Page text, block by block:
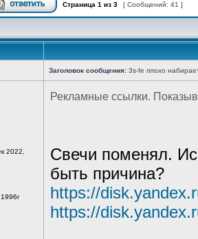
Страница 1 из 3 [ Сообщений: 41 ]
Заголовок сообщения: 3s-fe плохо
2022,
Рекламные ссылки.
Свечи поменял.
быть причина?
https://
https://